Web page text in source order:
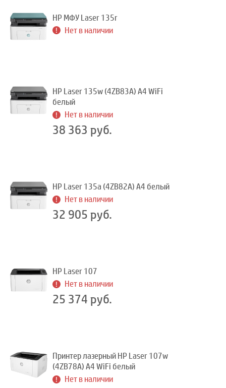
HP МФУ Laser 135r
Нет в наличии
HP Laser 135w (4ZB83A) A4 WiFi
белый
Нет в наличии
38 363 руб.
HP Laser 135a (4ZB82A) A4 белый
Нет в наличии
32 905 руб.
HP Laser 107
Нет в наличии
25 374 руб.
Принтер лазерный HP Laser 107w
(4ZB78A) A4 WiFi белый
Нет в наличии